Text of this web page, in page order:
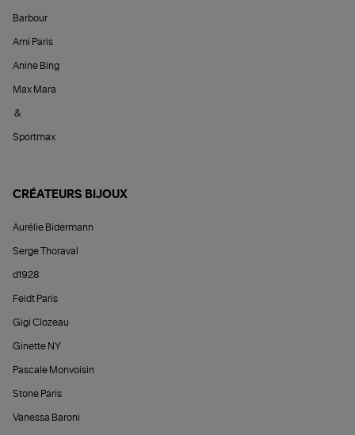
Barbour
Ami Paris
Anine Bing
Max Mara
&
Sportmax
CRÉATEURS BIJOUX
Aurélie Bidermann
Serge Thoraval
d1928
Feidt Paris
Gigi Clozeau
Ginette NY
Pascale Monvoisin
Stone Paris
Vanessa Baroni